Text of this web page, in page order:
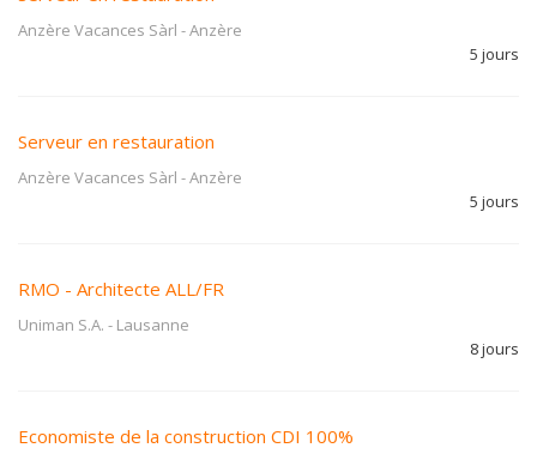
Anzère Vacances Sàrl -Anzère
5 jours
Serveur en restauration
Anzère Vacances Sàrl -Anzère
5 jours
RMO - Architecte ALL/FR
Uniman S.A. - Lausanne
8 jours
Economiste de la construction CDI 100%